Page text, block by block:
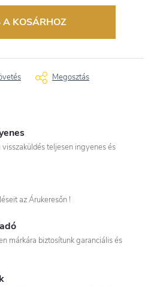
KOSÁRHOZ
Megosztás
teljesen ingyenes és
az Árukeresőn !
márkára biztosítunk garanciális és